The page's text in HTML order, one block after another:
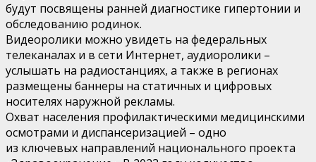
будут посвящены ранней диагностике гипертонии и
обследованию родинок.
Видеоролики можно увидеть на федеральных
телеканалах и в сети Интернет, аудиоролики –
услышать на радиостанциях, а также в регионах
размещены баннеры на статичных и цифровых
носителях наружной рекламы.
Охват населения профилактическими медицинскими
осмотрами и диспансеризацией – одно
из ключевых направлений национального проекта